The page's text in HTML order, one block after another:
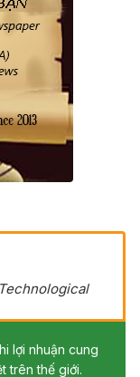
lợi nhuận cung
trên thế giới.